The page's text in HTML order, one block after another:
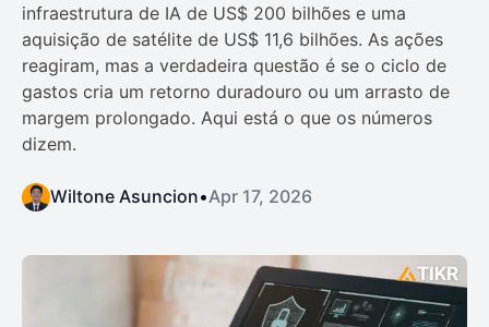
infraestrutura de IA de US$ 200 bilhões e uma
aquisição de satélite de US$ 11,6 bilhões. As ações
reagiram, mas a verdadeira questão é se o ciclo de
gastos cria um retorno duradouro ou um arrasto de
margem prolongado. Aqui está o que os números
dizem.
Wiltone Asuncion•Apr 17, 2026